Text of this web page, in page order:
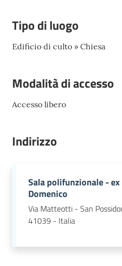
Tipo di luogo
Edificio di culto » Chiesa
Modalità di accesso
Accesso libero
Indirizzo
Sala polifunzionale -
Domenico
Via Matteotti - San
41039 - Italia